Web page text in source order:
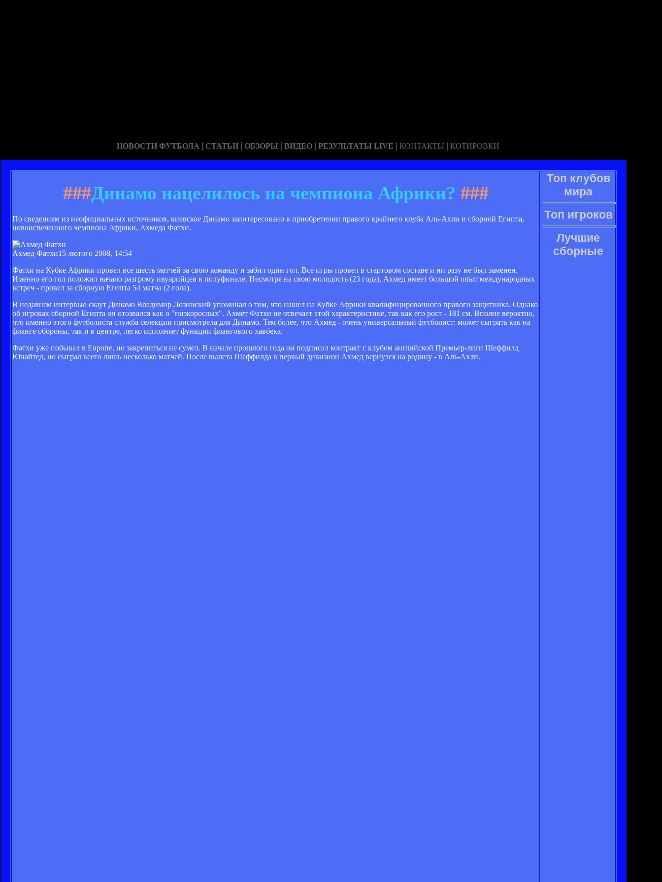
НОВОСТИ ФУТБОЛА | СТАТЬИ | ОБЗОРЫ | ВИДЕО | РЕЗУЛЬТАТЫ LIVE | КОНТАКТЫ | КОТИРОВКИ
###Динамо нацелилось на чемпиона Африки? ###
По сведениям из неофициальных источников, киевское Динамо заинтересовано в приобретении правого крайнего клуба Аль-Ахли и сборной Египта,
новоиспеченного чемпиона Африки, Ахмеда Фатхи.
Ахмед Фатхи15 лютого 2008, 14:54
Фатхи на Кубке Африки провел все шесть матчей за свою команду и забил один гол. Все игры провел в стартовом составе и ни разу не был заменен.
Именно его гол положил начало разгрому ивуарийцев в полуфинале. Несмотря на свою молодость (23 года), Ахмед имеет большой опыт международных
встреч - провел за сборную Египта 54 матча (2 гола).
В недавнем интервью скаут Динамо Владимир Лозинский упоминал о том, что нашел на Кубке Африки квалифицированного правого защитника. Однако
об игроках сборной Египта он отозвался как о "низкорослых". Ахмет Фатхи не отвечает этой характеристике, так как его рост - 181 см. Вполне вероятно,
что именно этого футболиста служба селекции присмотрела для Динамо. Тем более, что Ахмед - очень универсальный футболист: может сыграть как на
фланге обороны, так и в центре, легко исполняет функции флангового хавбека.
Фатхи уже побывал в Европе, но закрепиться не сумел. В начале прошлого года он подписал контракт с клубом английской Премьер-лиги Шеффилд
Юнайтед, но сыграл всего лишь несколько матчей. После вылета Шеффилда в первый дивизион Ахмед вернулся на родину - в Аль-Ахли.
Топ клубов
мира
Топ игроков
Лучшие
сборные